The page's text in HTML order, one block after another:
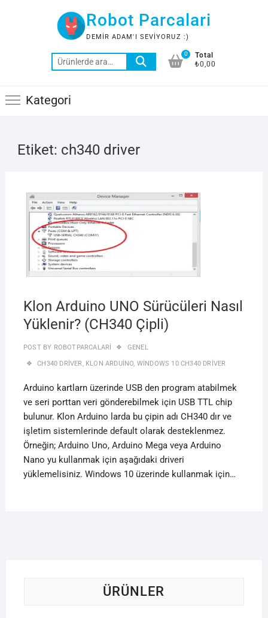
Robot Parcalari
DEMIR ADAM'I SEVIYORUZ :)
Ara:
0
Total
₺0,00
Kategori
Etiket: ch340 driver
Klon Arduino UNO Sürücüleri Nasıl
Yüklenir? (CH340 Çipli)
POST BY ROBOTPARCALARI GENEL
CH340 DRIVER, KLON ARDUINO, WINDOWS 10 CH340 DRIVER
Arduino kartlarn üzerinde USB den program atabilmek
ve seri porttan veri gönderebilmek için USB TTL chip
bulunur. Klon Arduino larda bu çipin adı CH340 dır ve
işletim sistemlerinde default olarak desteklenmez.
Örneğin; Arduino Uno, Arduino Mega veya Arduino
Nano yu kullanmak için aşağıdaki driveri
yüklemelisiniz. Windows 10 üzerinde kullanmak için…
ÜRÜNLER